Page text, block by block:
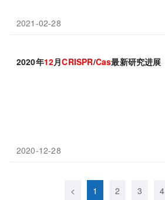
2021-02-28
2020年12月CRISPR/Cas最新研究进展
2020-12-28
< 1 2 3 4